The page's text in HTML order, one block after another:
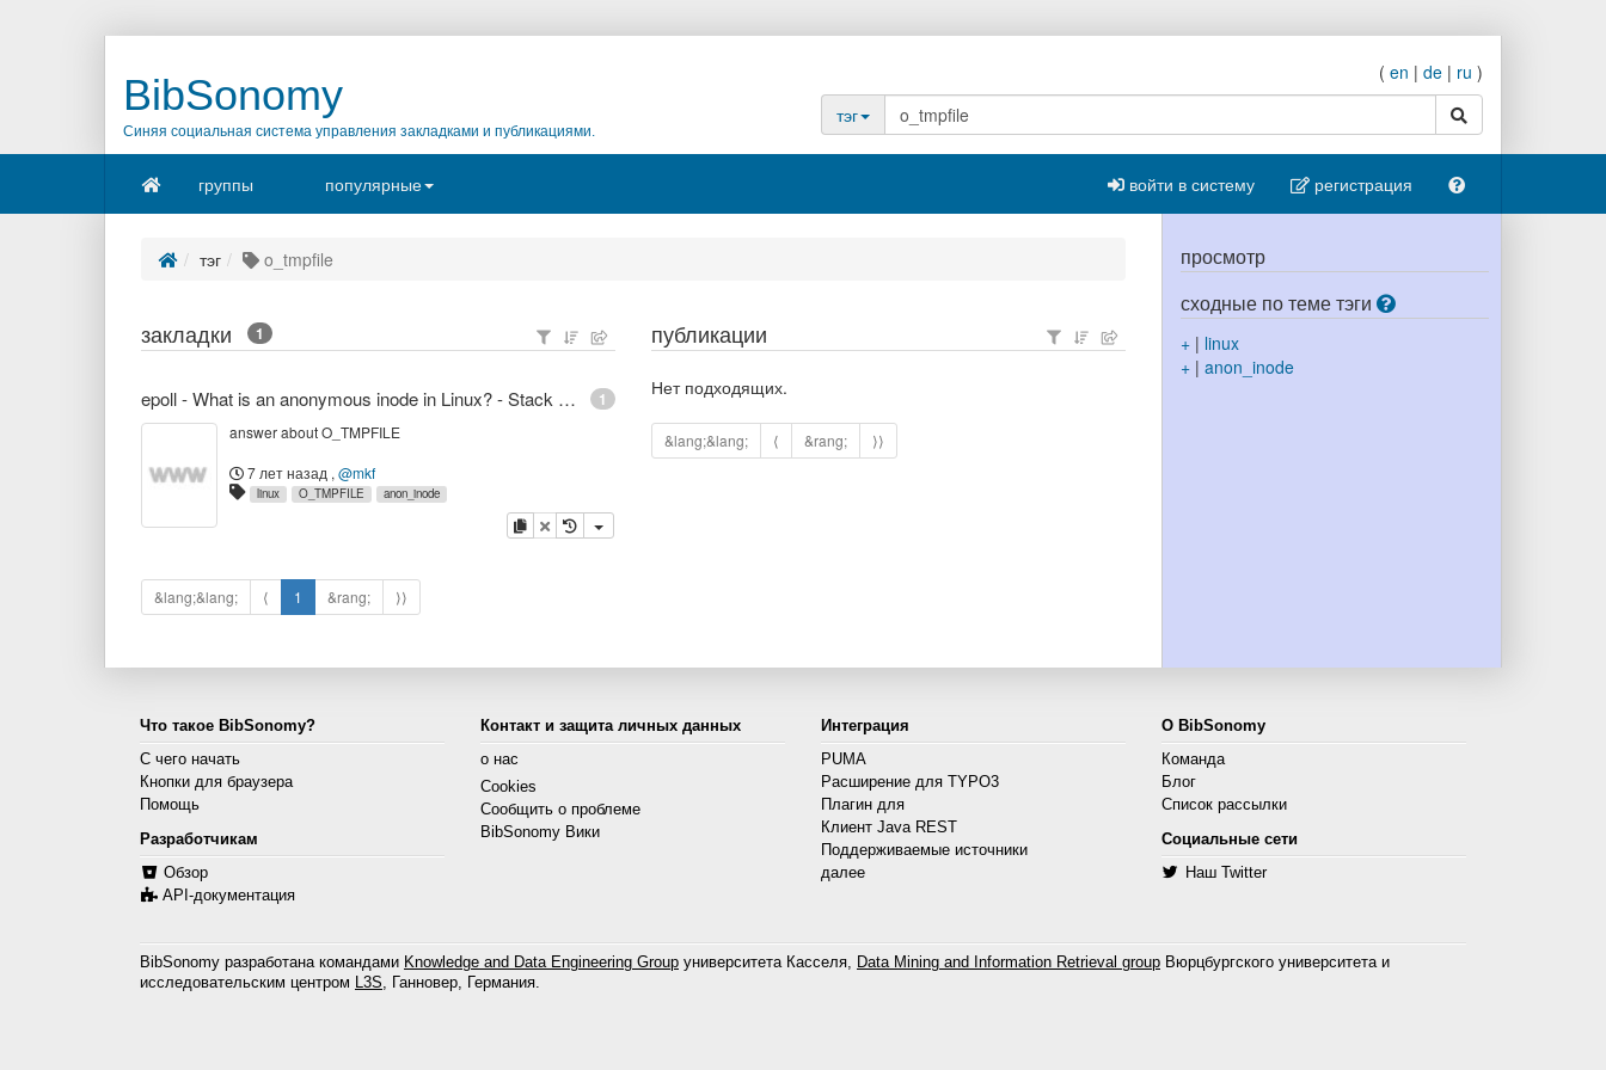
BibSonomy
Синяя социальная система управления закладками и публикациями.
( en | de | ru )
тэг
поиск
группы популярные войти в систему регистрация
тэг o_tmpfile
закладки 1
1
epoll - What is an anonymous inode in Linux? - Stack Overflow
answer about O_TMPFILE
7 лет назад , @mkf
linux O_TMPFILE anon_inode
копировать
удалить
&lang;&lang; ⟨ 1 &rang; ⟩⟩
публикации
Нет подходящих.
&lang;&lang; ⟨ &rang; ⟩⟩
просмотр
сходные по теме тэги
+| linux
+| anon_inode
Что такое BibSonomy?
С чего начать
Кнопки для браузера
Помощь
Разработчикам
Обзор
API-документация
Контакт и защита личных данных
о нас
Cookies
Сообщить о проблеме
BibSonomy Вики
Интеграция
PUMA
Расширение для TYPO3
Плагин для
Клиент Java REST
Поддерживаемые источники
далее
О BibSonomy
Команда
Блог
Список рассылки
Социальные сети
Наш Twitter
BibSonomy разработана командами Knowledge and Data Engineering Group университета Касселя, Data Mining and Information Retrieval group Вюрцбургского университета и
исследовательским центром L3S, Ганновер, Германия.